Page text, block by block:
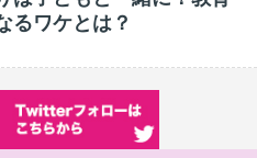
るワケとは？